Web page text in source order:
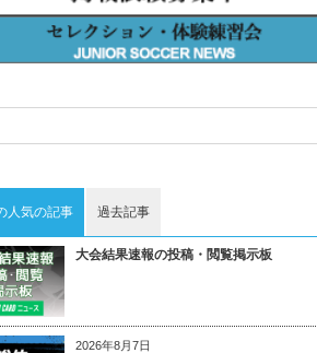
人気の記事 過去記事
大会結果速報の投稿・閲覧掲示板
2026年8月7日